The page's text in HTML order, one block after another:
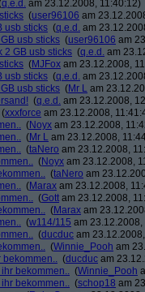
q.e.d. am 23.12.2008, 11:40:12)
(user96106 am
usb sticks (q.e.d. am
usb sticks (user96106 am
2 GB usb sticks (q.e.d. am
(MJFox am 23.12.2008,
usb sticks (q.e.d. am
usb sticks (Mr L am
(q.e.d. am 23.12.2008,
(xxxforce am 23.12.2008,
(Noyx am 23.12.2008,
(Mr L am 23.12.2008,
(taNero am 23.12.2008,
(Noyx am 23.12.2008,
(taNero am
(Marax am 23.12.2008,
(Gott am 23.12.2008,
(Marax am
(w114/115 am 23.12.2008,
(ducduc am
(Winnie_Pooh am
bekommen.. (ducduc am
bekommen.. (Winnie_Pooh
bekommen.. (schop18 am